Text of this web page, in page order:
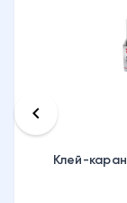
Клей-
keyboard_arrow_left